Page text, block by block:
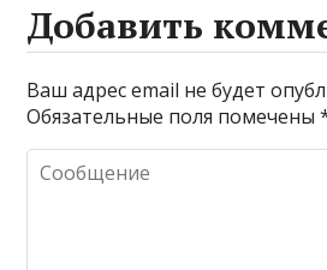
Добавить
Ваш адрес email не будет
Обязательные поля помечены